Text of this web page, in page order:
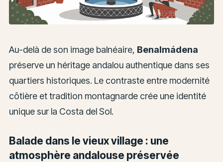
Au-delà de son image balnéaire, Benalmádena
préserve un héritage andalou authentique dans ses
quartiers historiques. Le contraste entre modernité
côtière et tradition montagnarde crée une identité
unique sur la Costa del Sol.
Balade dans le vieux village : une
atmosphère andalouse préservée